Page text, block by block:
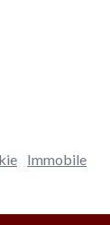
Immobile